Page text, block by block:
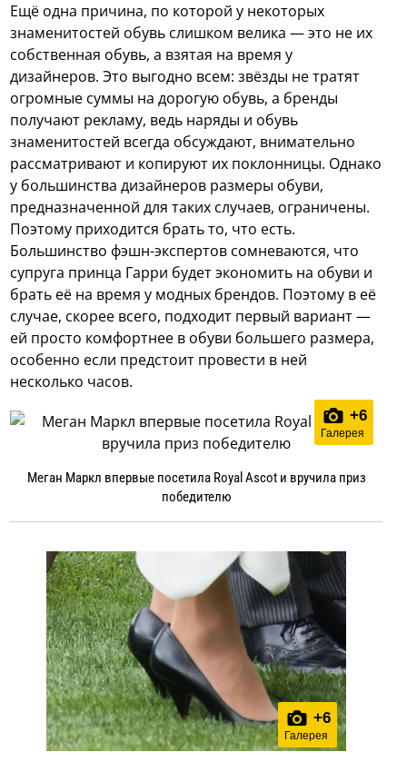
Ещё одна причина, по которой у некоторых
знаменитостей обувь слишком велика — это не их
собственная обувь, а взятая на время у
дизайнеров. Это выгодно всем: звёзды не тратят
огромные суммы на дорогую обувь, а бренды
получают рекламу, ведь наряды и обувь
знаменитостей всегда обсуждают, внимательно
рассматривают и копируют их поклонницы. Однако
у большинства дизайнеров размеры обуви,
предназначенной для таких случаев, ограничены.
Поэтому приходится брать то, что есть.
Большинство фэшн-экспертов сомневаются, что
супруга принца Гарри будет экономить на обуви и
брать её на время у модных брендов. Поэтому в её
случае, скорее всего, подходит первый вариант —
ей просто комфортнее в обуви большего размера,
особенно если предстоит провести в ней
несколько часов.
+6
Галерея
Меган Маркл впервые посетила Royal Ascot и вручила приз
победителю
+6
Галерея